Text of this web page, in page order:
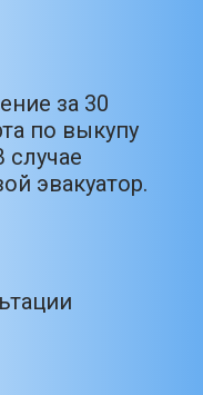
за 30
по выкупу
случае
эвакуатор.